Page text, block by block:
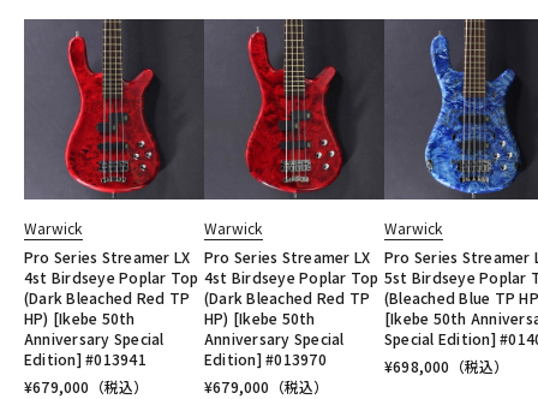
Warwick
Pro Series Streamer LX
4st Birdseye Poplar Top
(Dark Bleached Red TP
HP) [Ikebe 50th
Anniversary Special
Edition] #013941
¥679,000 （税込）
Warwick
Pro Series Streamer LX
4st Birdseye Poplar Top
(Dark Bleached Red TP
HP) [Ikebe 50th
Anniversary Special
Edition] #013970
¥679,000 （税込）
Warwick
Pro Series Streamer
5st Birdseye Poplar
(Bleached Blue TP
[Ikebe 50th
Special Edition]
¥698,000 （税込）